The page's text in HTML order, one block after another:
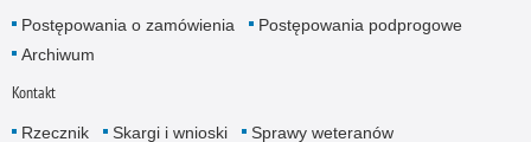
Postępowania o zamówienia
Postępowania podprogowe
Archiwum
Kontakt
Rzecznik Skargi i wnioski Sprawy weteranów